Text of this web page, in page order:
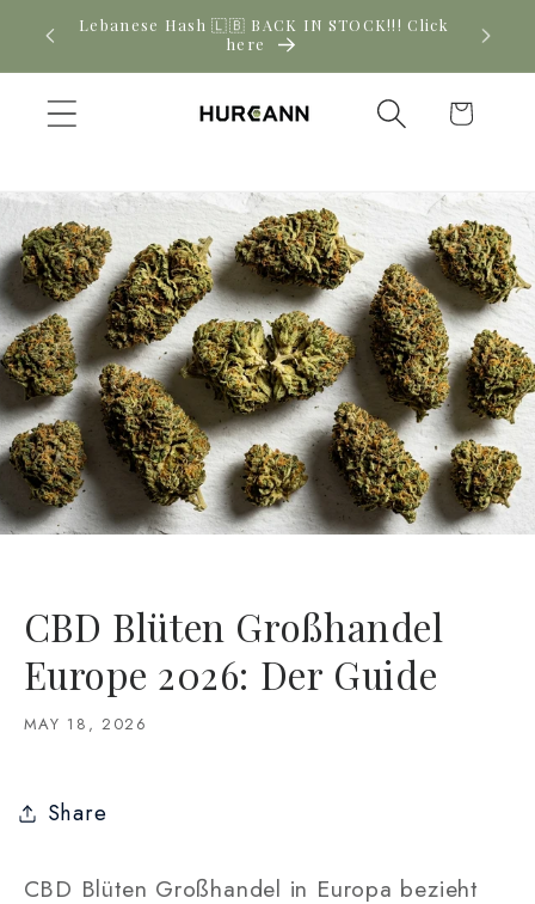
Skip to
content
Click New CBD arrivals — shop now
Cart
CBD Blüten Großhandel
Europe 2026: Der Guide
MAY 18, 2026
Share
CBD Blüten Großhandel in Europa bezieht